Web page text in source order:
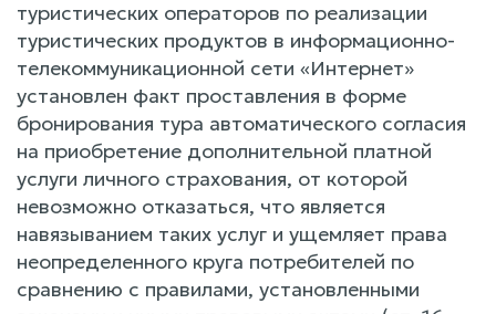
туристических операторов по реализации
туристических продуктов в информационно-
телекоммуникационной сети «Интернет»
установлен факт проставления в форме
бронирования тура автоматического согласия
на приобретение дополнительной платной
услуги личного страхования, от которой
невозможно отказаться, что является
навязыванием таких услуг и ущемляет права
неопределенного круга потребителей по
сравнению с правилами, установленными